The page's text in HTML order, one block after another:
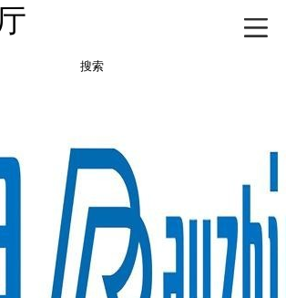
搜索